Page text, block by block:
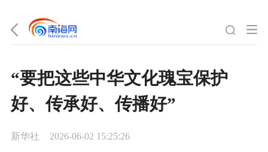
“要把这些中华文化瑰宝保护
好、传承好、传播好”
新华社 2026-06-02 15:25:26